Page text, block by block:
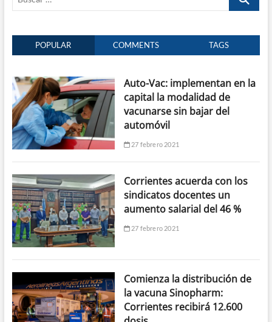
POPULAR COMMENTS TAGS
Auto-Vac: implementan en la
capital la modalidad de
vacunarse sin bajar del
automóvil
27 febrero 2021
Corrientes acuerda con los
sindicatos docentes un
aumento salarial del 46 %
27 febrero 2021
Comienza la distribución de
la vacuna Sinopharm:
Corrientes recibirá 12.600